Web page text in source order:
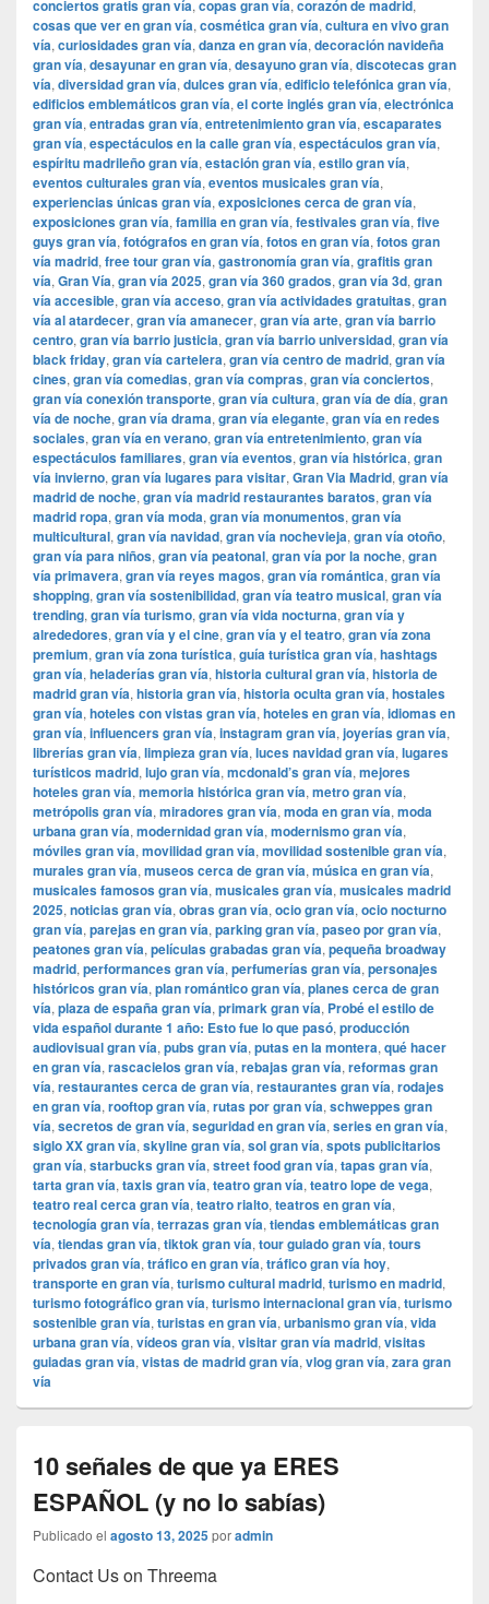
conciertos gratis gran vía, copas gran vía, corazón de madrid,
cosas que ver en gran vía, cosmética gran vía, cultura en vivo gran
vía, curiosidades gran vía, danza en gran vía, decoración navideña
gran vía, desayunar en gran vía, desayuno gran vía, discotecas gran
vía, diversidad gran vía, dulces gran vía, edificio telefónica gran vía,
edificios emblemáticos gran vía, el corte inglés gran vía, electrónica
gran vía, entradas gran vía, entretenimiento gran vía, escaparates
gran vía, espectáculos en la calle gran vía, espectáculos gran vía,
espíritu madrileño gran vía, estación gran vía, estilo gran vía,
eventos culturales gran vía, eventos musicales gran vía,
experiencias únicas gran vía, exposiciones cerca de gran vía,
exposiciones gran vía, familia en gran vía, festivales gran vía, five
guys gran vía, fotógrafos en gran vía, fotos en gran vía, fotos gran
vía madrid, free tour gran vía, gastronomía gran vía, grafitis gran
vía, Gran Vía, gran vía 2025, gran vía 360 grados, gran vía 3d, gran
vía accesible, gran vía acceso, gran vía actividades gratuitas, gran
vía al atardecer, gran vía amanecer, gran vía arte, gran vía barrio
centro, gran vía barrio justicia, gran vía barrio universidad, gran vía
black friday, gran vía cartelera, gran vía centro de madrid, gran vía
cines, gran vía comedias, gran vía compras, gran vía conciertos,
gran vía conexión transporte, gran vía cultura, gran vía de día, gran
vía de noche, gran vía drama, gran vía elegante, gran vía en redes
sociales, gran vía en verano, gran vía entretenimiento, gran vía
espectáculos familiares, gran vía eventos, gran vía histórica, gran
vía invierno, gran vía lugares para visitar, ​​Gran Via Madrid, gran vía
madrid de noche, gran vía madrid restaurantes baratos, gran vía
madrid ropa, gran vía moda, gran vía monumentos, gran vía
multicultural, gran vía navidad, gran vía nochevieja, gran vía otoño,
gran vía para niños, gran vía peatonal, gran vía por la noche, gran
vía primavera, gran vía reyes magos, gran vía romántica, gran vía
shopping, gran vía sostenibilidad, gran vía teatro musical, gran vía
trending, gran vía turismo, gran vía vida nocturna, gran vía y
alrededores, gran vía y el cine, gran vía y el teatro, gran vía zona
premium, gran vía zona turística, guía turística gran vía, hashtags
gran vía, heladerías gran vía, historia cultural gran vía, historia de
madrid gran vía, historia gran vía, historia oculta gran vía, hostales
gran vía, hoteles con vistas gran vía, hoteles en gran vía, idiomas en
gran vía, influencers gran vía, instagram gran vía, joyerías gran vía,
librerías gran vía, limpieza gran vía, luces navidad gran vía, lugares
turísticos madrid, lujo gran vía, mcdonald’s gran vía, mejores
hoteles gran vía, memoria histórica gran vía, metro gran vía,
metrópolis gran vía, miradores gran vía, moda en gran vía, moda
urbana gran vía, modernidad gran vía, modernismo gran vía,
móviles gran vía, movilidad gran vía, movilidad sostenible gran vía,
murales gran vía, museos cerca de gran vía, música en gran vía,
musicales famosos gran vía, musicales gran vía, musicales madrid
2025, noticias gran vía, obras gran vía, ocio gran vía, ocio nocturno
gran vía, parejas en gran vía, parking gran vía, paseo por gran vía,
peatones gran vía, películas grabadas gran vía, pequeña broadway
madrid, performances gran vía, perfumerías gran vía, personajes
históricos gran vía, plan romántico gran vía, planes cerca de gran
vía, plaza de españa gran vía, primark gran vía, Probé el estilo de
vida español durante 1 año: Esto fue lo que pasó, producción
audiovisual gran vía, pubs gran vía, putas en la montera, qué hacer
en gran vía, rascacielos gran vía, rebajas gran vía, reformas gran
vía, restaurantes cerca de gran vía, restaurantes gran vía, rodajes
en gran vía, rooftop gran vía, rutas por gran vía, schweppes gran
vía, secretos de gran vía, seguridad en gran vía, series en gran vía,
siglo XX gran vía, skyline gran vía, sol gran vía, spots publicitarios
gran vía, starbucks gran vía, street food gran vía, tapas gran vía,
tarta gran vía, taxis gran vía, teatro gran vía, teatro lope de vega,
teatro real cerca gran vía, teatro rialto, teatros en gran vía,
tecnología gran vía, terrazas gran vía, tiendas emblemáticas gran
vía, tiendas gran vía, tiktok gran vía, tour guiado gran vía, tours
privados gran vía, tráfico en gran vía, tráfico gran vía hoy,
transporte en gran vía, turismo cultural madrid, turismo en madrid,
turismo fotográfico gran vía, turismo internacional gran vía, turismo
sostenible gran vía, turistas en gran vía, urbanismo gran vía, vida
urbana gran vía, vídeos gran vía, visitar gran vía madrid, visitas
guiadas gran vía, vistas de madrid gran vía, vlog gran vía, zara gran
vía
10 señales de que ya ERES
ESPAÑOL (y no lo sabías)
Publicado el agosto 13, 2025poradmin
Contact Us on Threema